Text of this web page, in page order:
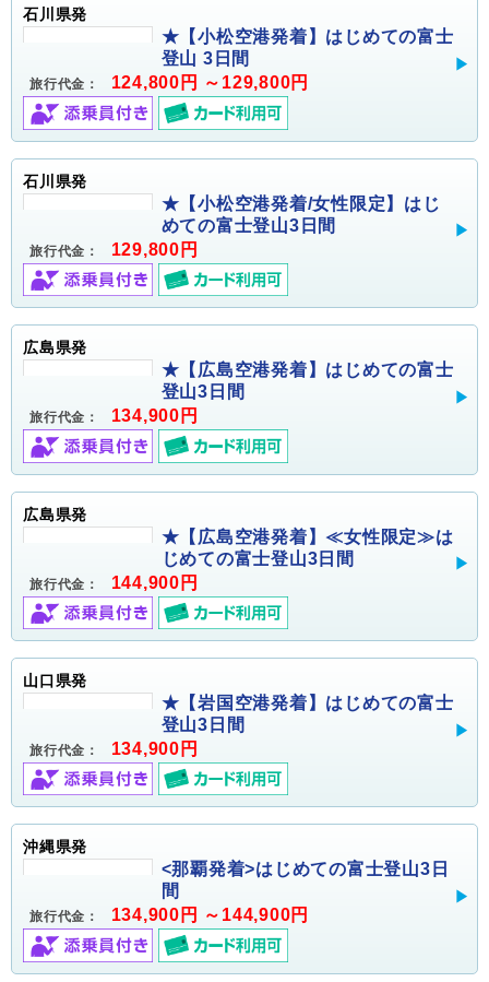
石川県発
★【小松空港発着】はじめての富士
登山 3日間
旅行代金： 124,800円 ～129,800円
石川県発
★【小松空港発着/女性限定】はじ
めての富士登山3日間
旅行代金： 129,800円
広島県発
★【広島空港発着】はじめての富士
登山3日間
旅行代金： 134,900円
広島県発
★【広島空港発着】≪女性限定≫は
じめての富士登山3日間
旅行代金： 144,900円
山口県発
★【岩国空港発着】はじめての富士
登山3日間
旅行代金： 134,900円
沖縄県発
<那覇発着>はじめての富士登山3日
間
旅行代金： 134,900円 ～144,900円